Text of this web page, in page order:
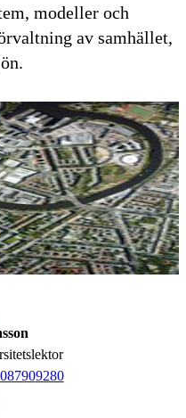
modeller och
av samhället,
087909280